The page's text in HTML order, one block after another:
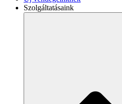
Szolgáltatásaink